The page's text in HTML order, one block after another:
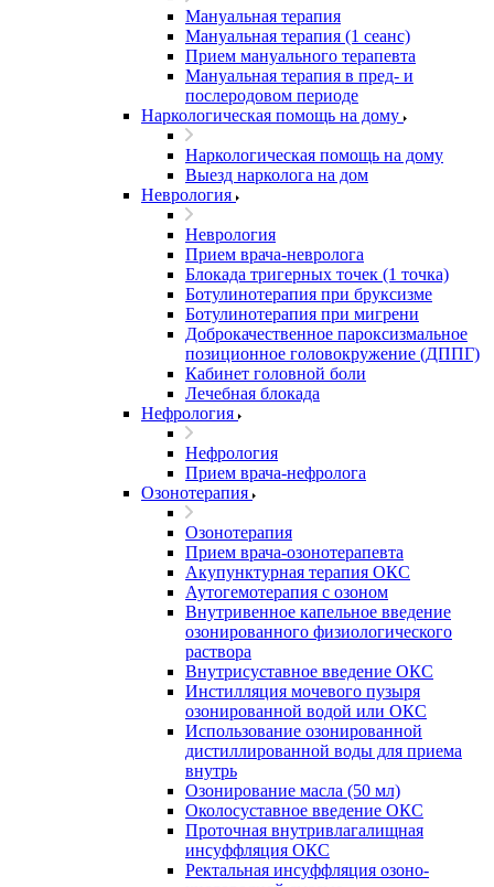
Мануальная терапия
Мануальная терапия (1 сеанс)
Прием мануального терапевта
Мануальная терапия в пред- и
послеродовом периоде
Наркологическая помощь на дому
Наркологическая помощь на дому
Выезд нарколога на дом
Неврология
Неврология
Прием врача-невролога
Блокада тригерных точек (1 точка)
Ботулинотерапия при бруксизме
Ботулинотерапия при мигрени
Доброкачественное пароксизмальное
позиционное головокружение (ДППГ)
Кабинет головной боли
Лечебная блокада
Нефрология
Нефрология
Прием врача-нефролога
Озонотерапия
Озонотерапия
Прием врача-озонотерапевта
Акупунктурная терапия ОКС
Аутогемотерапия с озоном
Внутривенное капельное введение
озонированного физиологического
раствора
Внутрисуставное введение ОКС
Инстилляция мочевого пузыря
озонированной водой или ОКС
Использование озонированной
дистиллированной воды для приема
внутрь
Озонирование масла (50 мл)
Околосуставное введение ОКС
Проточная внутривлагалищная
инсуффляция ОКС
Ректальная инсуффляция озоно-